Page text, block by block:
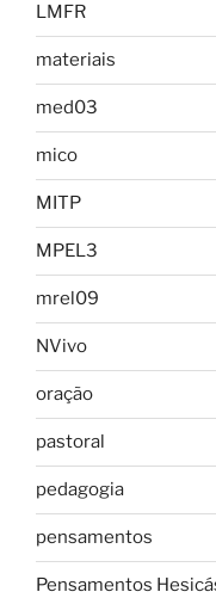
LMFR
materiais
med03
mico
MITP
MPEL3
mrel09
NVivo
oração
pastoral
pedagogia
pensamentos
Pensamentos